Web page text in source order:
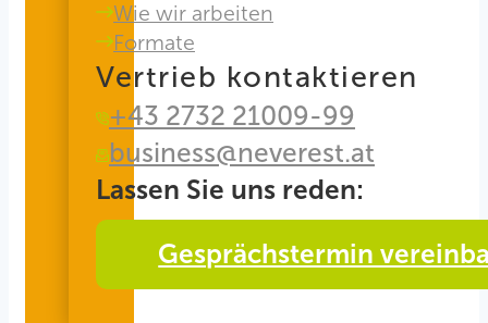
Wie wir arbeiten
Formate
Vertrieb kontaktieren
+43 2732 21009-99
business@neverest.at
Lassen Sie uns reden:
Gesprächstermin